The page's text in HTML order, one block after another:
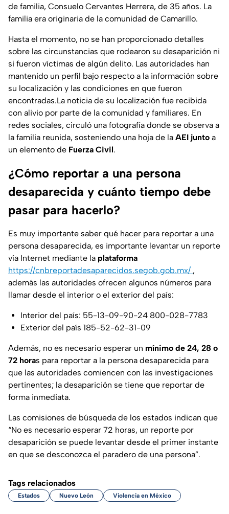
de familia, Consuelo Cervantes Herrera, de 35 años. La
familia era originaria de la comunidad de Camarillo.
Hasta el momento, no se han proporcionado detalles
sobre las circunstancias que rodearon su desaparición ni
si fueron víctimas de algún delito. Las autoridades han
mantenido un perfil bajo respecto a la información sobre
su localización y las condiciones en que fueron
encontradas.La noticia de su localización fue recibida
con alivio por parte de la comunidad y familiares. En
redes sociales, circuló una fotografía donde se observa a
la familia reunida, sosteniendo una hoja de la AEI junto a
un elemento de Fuerza Civil.
¿Cómo reportar a una persona
desaparecida y cuánto tiempo debe
pasar para hacerlo?
Es muy importante saber qué hacer para reportar a una
persona desaparecida, es importante levantar un reporte
vía Internet mediante la plataforma
https://cnbreportadesaparecidos.segob.gob.mx/ ,
además las autoridades ofrecen algunos números para
llamar desde el interior o el exterior del país:
Interior del país: 55-13-09-90-24 800-028-7783
Exterior del país 185-52-62-31-09
Además, no es necesario esperar un mínimo de 24, 28 o
72 horas para reportar a la persona desaparecida para
que las autoridades comiencen con las investigaciones
pertinentes; la desaparición se tiene que reportar de
forma inmediata.
Las comisiones de búsqueda de los estados indican que
“No es necesario esperar 72 horas, un reporte por
desaparición se puede levantar desde el primer instante
en que se desconozca el paradero de una persona”.
Tags relacionados
Estados Nuevo León Violencia en México